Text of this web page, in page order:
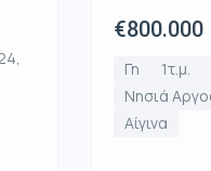
€800.000
Γη 1τ.μ.
Νησιά
Αίγινα